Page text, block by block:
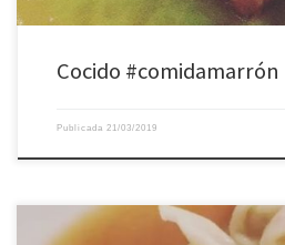
Cocido #comidamarrón
Publicada 21/03/2019